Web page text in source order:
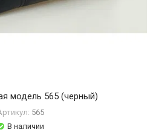
модель 565 (черный)
565
В наличии